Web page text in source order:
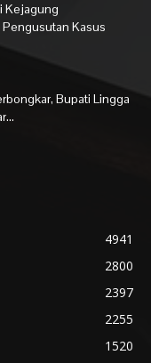
Kejagung
Kasus
Bupati Lingga
4941
2800
2397
2255
1520